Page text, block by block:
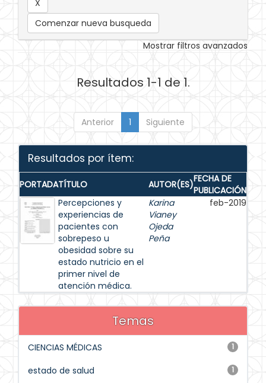
Comenzar nueva busqueda
Mostrar filtros avanzados
Resultados 1-1 de 1.
Anterior 1 Siguiente
Resultados por ítem:
PORTADATÍTULO AUTOR(ES)FECHA DE
PUBLICACIÓN
Percepciones y
experiencias de
pacientes con
sobrepeso u
obesidad sobre su
estado nutricio en el
primer nivel de
atención médica.
Karina
Vianey
Ojeda
Peña
feb-2019
Temas
1
CIENCIAS MÉDICAS
1
estado de salud